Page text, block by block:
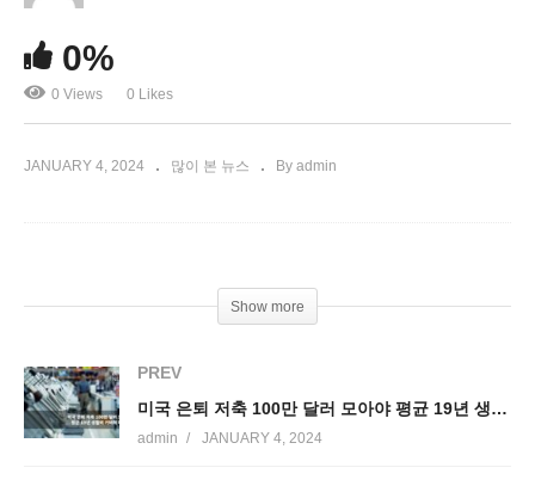
이번 주말 폭설 윈터스톰 주의보, 미리 대비하세요
0%
0 Views 0 Likes
JANUARY 4, 2024 많이 본 뉴스 By admin
Show more
PREV
미국 은퇴 저축 100만 달러 모아야 평균 19년 생활비 커버해 버틴다
admin JANUARY 4, 2024